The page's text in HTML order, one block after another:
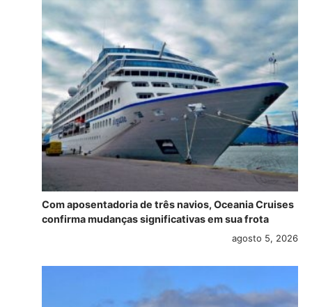
Com aposentadoria de três navios, Oceania Cruises
confirma mudanças significativas em sua frota
agosto 5, 2026